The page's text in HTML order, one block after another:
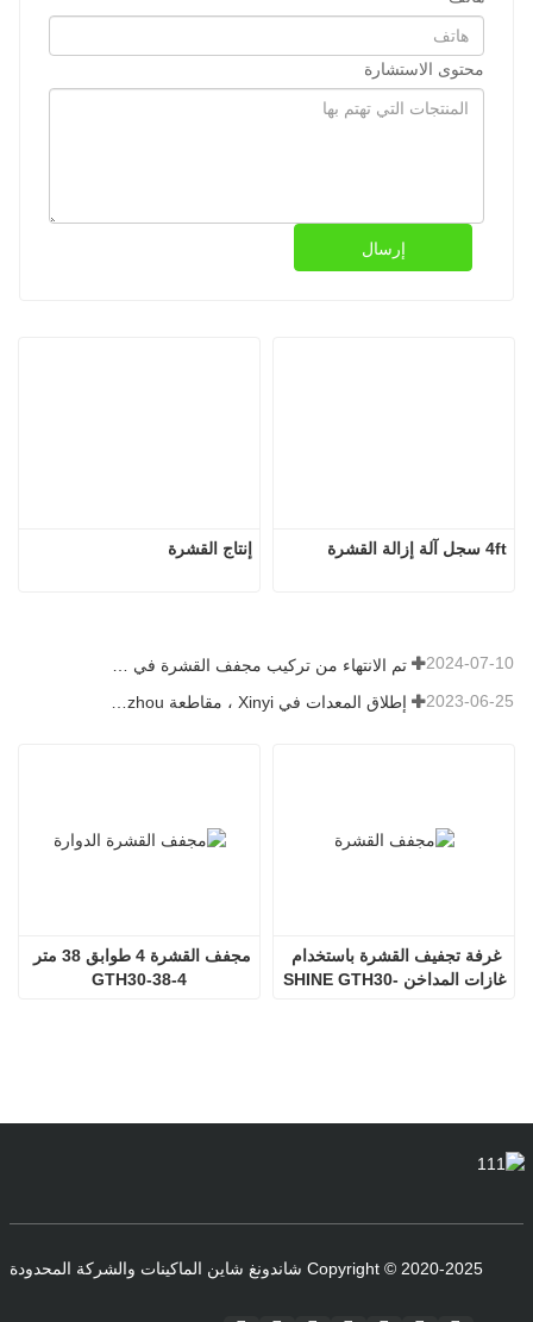
محتوى الاستشارة
إرسال
إنتاج القشرة 4ft سجل آلة إزالة القشرة
2024-07-10
2023-06-25
GTH30-38-4
غازات المداخن SHINE GTH30-
Copyright © 2020-2025 شاندونغ شاين الماكينات والشركة المحدودة